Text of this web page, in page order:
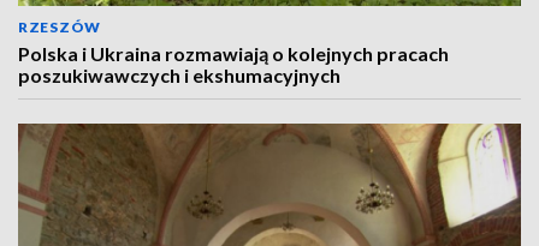
RZESZÓW
Polska i Ukraina rozmawiają o kolejnych pracach
poszukiwawczych i ekshumacyjnych